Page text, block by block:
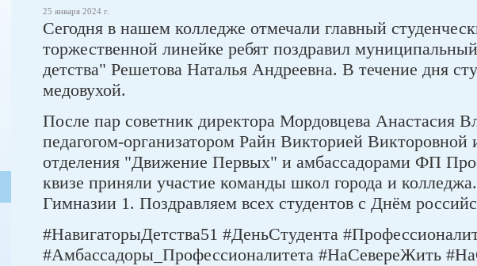
25 января 2024 г.
Сегодня в нашем колледже отмечали главный
торжественной линейке ребят поздравил
детства" Решетова Наталья Андреевна. В течение дня
медовухой.
После пар советник директора Мордовцева Анастасия
педагогом-организатором Райн Викторией Викторовной
отделения "Движение Первых" и амбассадорами ФП
квизе приняли участие команды школ города и
Гимназии 1. Поздравляем всех студентов с Днём
#НавигаторыДетства51 #ДеньСтудента
#Амбассадоры_Профессионалитета #НаСевереЖить